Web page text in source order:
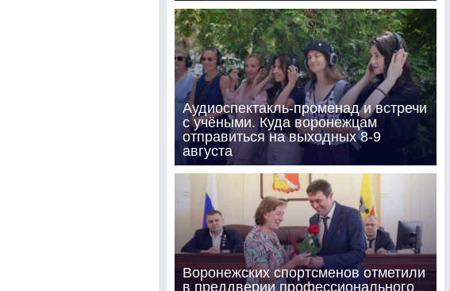
Аудиоспектакль-променад и встречи
с учёными. Куда воронежцам
отправиться на выходных 8-9
августа
Воронежских спортсменов отметили
в преддверии профессионального